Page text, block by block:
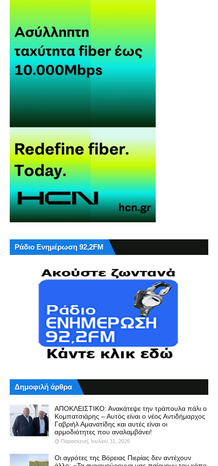
Ράδιο Ενημέρωση 92,2FM
Δημοφιλή άρθρα
ΑΠΟΚΛΕΙΣΤΙΚΟ: Ανακάτεψε την τράπουλα πάλι ο
Κομπατσιάρης – Αυτός είναι ο νέος Αντιδήμαρχος
Γαβριήλ Αμανατίδης και αυτές είναι οι
αρμοδιότητες που αναλαμβάνει!
Παρασκευή, Ιουλίου 31, 2026
Οι αγρότες της Βόρειας Πιερίας δεν αντέχουν